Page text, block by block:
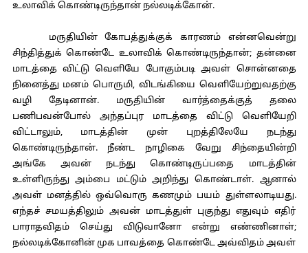
உலாவிக் கொண்டிருந்தான் நல்லடிக்கோன்.
மருதியின் கோபத்துக்குக் காரணம் என்னவென்று
சிந்தித்துக் கொண்டே உலாவிக் கொண்டிருந்தான்; தன்னை
மாடத்தை விட்டு வெளியே போகும்படி அவள் சொன்னதை
நினைத்து மனம் பொருமி, விடங்கியை வெளியேற்றுவதற்கு
வழி தேடினான். மருதியின் வார்த்தைக்குத் தலை
பணிபவன்போல் அந்தப்புர மாடத்தை விட்டு வெளியேறி
விட்டாலும், மாடத்தின் முன் புறத்திலேயே நடந்து
கொண்டிருந்தான். நீண்ட நாழிகை வேறு சிந்தையின்றி
அங்கே அவன் நடந்து கொண்டிருப்பதை மாடத்தின்
உள்ளிருந்து அம்பை மட்டும் அறிந்து கொண்டாள். ஆனால்
அவள் மனத்தில் ஒவ்வொரு கணமும் பயம் துள்ளலாடியது.
எந்தச் சமயத்திலும் அவன் மாடத்துள் புகுந்து எதுவும் எதிர்
பாராதவிதம் செய்து விடுவானோ என்று எண்ணினாள்;
நல்லடிக்கோனின் முக பாவத்தை கொண்டே அவ்விதம் அவள்